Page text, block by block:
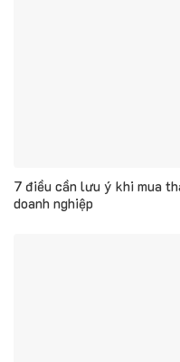
7 điều cần lưu ý khi mua
doanh nghiệp